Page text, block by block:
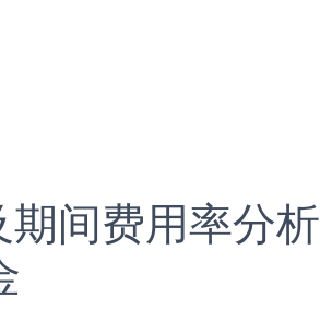
间费用率分